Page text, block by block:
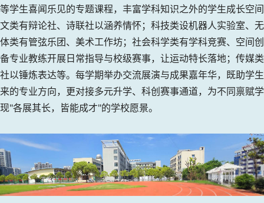
等学生喜闻乐见的专题课程，丰富学科知识之外的学生成长空
文类有辩论社、诗联社以涵养情怀；科技类设机器人实验室、
体类有管弦乐团、美术工作坊；社会科学类有学科竞赛、空间
备专业教练开展日常指导与校级赛事，让运动特长落地；传媒
社以锤炼表达等。每学期举办交流展演与成果嘉年华，既助学
来的专业方向，更对接多元升学、科创赛事通道，为不同禀赋
现"各展其长，皆能成才"的学校愿景。